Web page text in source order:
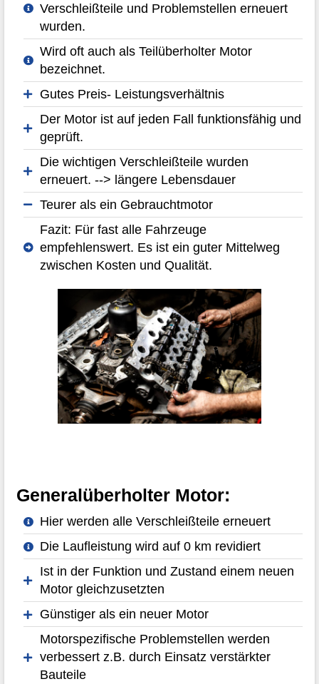
Verschleißteile und Problemstellen erneuert
wurden.
Wird oft auch als Teilüberholter Motor
bezeichnet.
Gutes Preis- Leistungsverhältnis
Der Motor ist auf jeden Fall funktionsfähig und
geprüft.
Die wichtigen Verschleißteile wurden
erneuert. --> längere Lebensdauer
Teurer als ein Gebrauchtmotor
Fazit: Für fast alle Fahrzeuge
empfehlenswert. Es ist ein guter Mittelweg
zwischen Kosten und Qualität.
Generalüberholter Motor:
Hier werden alle Verschleißteile erneuert
Die Laufleistung wird auf 0 km revidiert
Ist in der Funktion und Zustand einem neuen
Motor gleichzusetzten
Günstiger als ein neuer Motor
Motorspezifische Problemstellen werden
verbessert z.B. durch Einsatz verstärkter
Bauteile